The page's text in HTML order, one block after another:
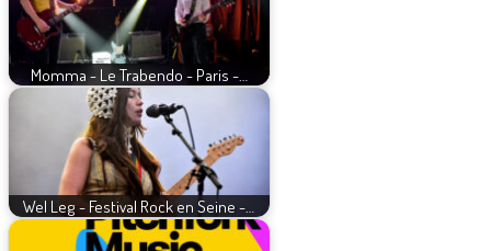
Momma - Le Trabendo - Paris -…
Wel Leg - Festival Rock en Seine -…